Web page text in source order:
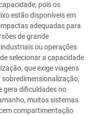
pois os
estão disponíveis em
adequadas para
de grande
ou operações
selecionar a capacidade
que exige viagens
gera dificuldades no
muitos sistemas
compartimentação